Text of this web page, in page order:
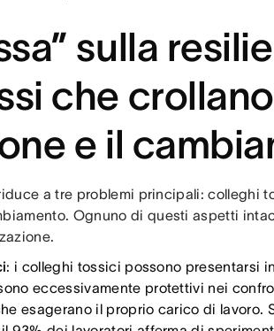
sulla
che
e il
a tre problemi principali: colleghi
Ognuno di questi aspetti
: i colleghi tossici possono presentarsi
eccessivamente protettivi nei
esagerano il proprio carico di lavoro.